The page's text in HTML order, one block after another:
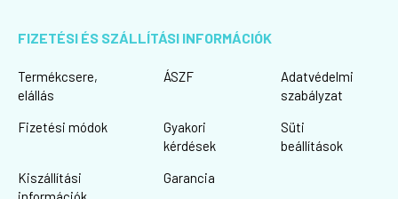
FIZETÉSI ÉS SZÁLLÍTÁSI INFORMÁCIÓK
Termékcsere,
elállás
Fizetési módok
Kiszállítási
ÁSZF
Gyakori
kérdések
Garancia
Adatvédelmi
szabályzat
Süti
beállítások